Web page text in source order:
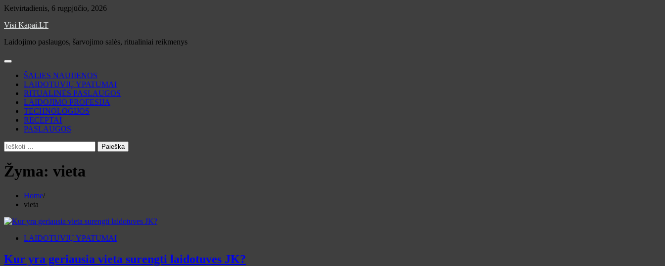
Skip
content
Ketvirtadienis, 6 rugpjūčio, 2026
Visi Kapai.LT
Laidojimo paslaugos, šarvojimo salės, ritualiniai reikmenys
ŠALIES NAUJIENOS
LAIDOTUVIŲ YPATUMAI
RITUALINĖS PASLAUGOS
LAIDOJIMO PROFESIJA
TECHNOLOGIJOS
RECEPTAI
PASLAUGOS
Ieškoti:
Žyma: vieta
Home
vieta
LAIDOTUVIŲ YPATUMAI
Kur yra geriausia vieta surengti laidotuves JK?